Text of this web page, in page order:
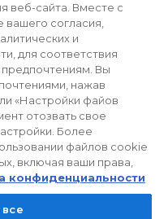
веб-сайта. Вместе с
согласия,
и
для соответствия
Вы
нажав
«Настройки файов
отозвать свое
Более
файлов cookie
включая ваши права,
конфиденциальности